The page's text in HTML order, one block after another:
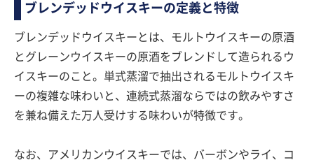
ブレンデッドウイスキーの定義と特徴
ブレンデッドウイスキーとは、モルトウイスキーの原酒
とグレーンウイスキーの原酒をブレンドして造られるウ
イスキーのこと。単式蒸溜で抽出されるモルトウイスキ
ーの複雑な味わいと、連続式蒸溜ならではの飲みやすさ
を兼ね備えた万人受けする味わいが特徴です。
なお、アメリカンウイスキーでは、バーボンやライ、コ